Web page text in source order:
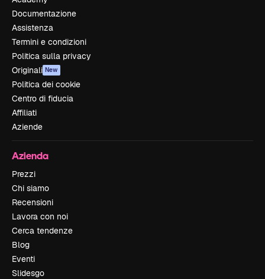
Documentazione
Assistenza
Termini e condizioni
Politica sulla privacy
Originali New
Politica dei cookie
Centro di fiducia
Affiliati
Aziende
Azienda
Prezzi
Chi siamo
Recensioni
Lavora con noi
Cerca tendenze
Blog
Eventi
Slidesgo